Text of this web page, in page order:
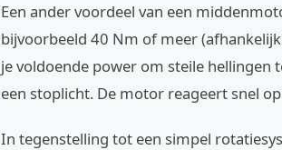
Een ander voordeel van een
bijvoorbeeld 40 Nm of meer
je voldoende power om steile hellingen
een stoplicht. De motor reageert snel
In tegenstelling tot een simpel